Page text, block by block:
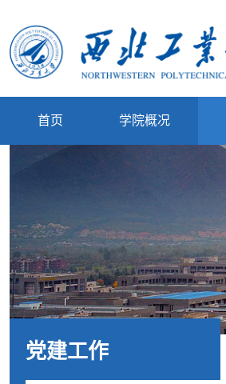
首页 学院概况
党建工作